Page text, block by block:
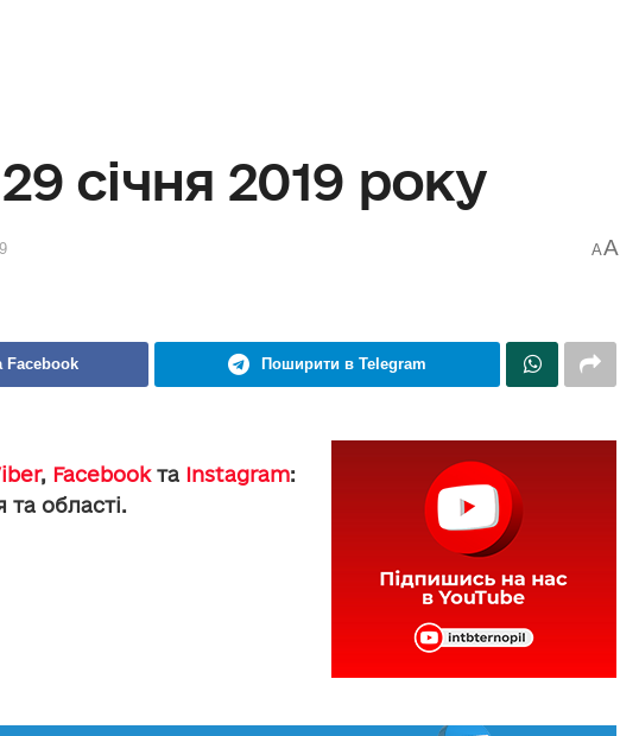
січня 2019 року
AA
Facebook Поширити в Telegram
, Facebookта Instagram:
та області.